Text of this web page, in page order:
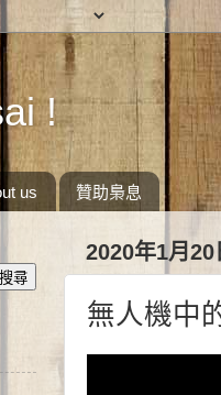
!
us 贊助梟息
2020年1月
無人機中